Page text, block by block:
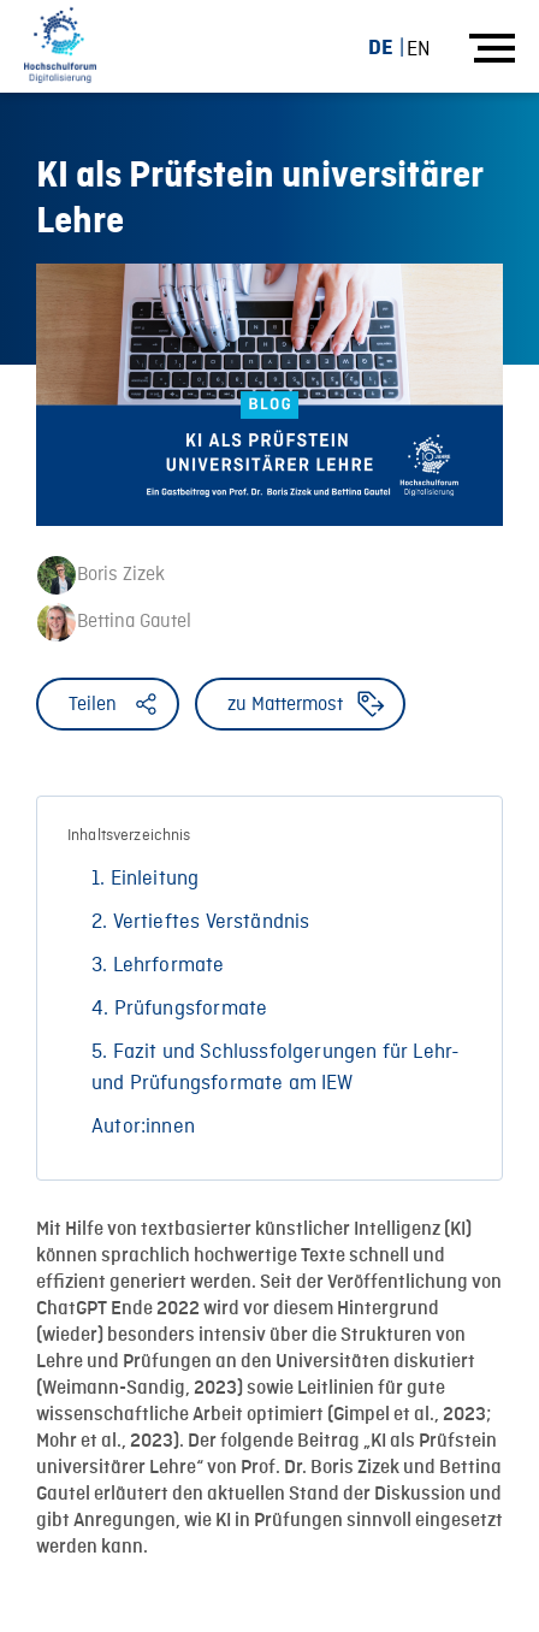
DE EN
KI als Prüfstein universitärer
Lehre
Boris Zizek
Bettina Gautel
Teilen zu Mattermost
Inhaltsverzeichnis
1. Einleitung
2. Vertieftes Verständnis
3. Lehrformate
4. Prüfungsformate
5. Fazit und Schlussfolgerungen für Lehr-
und Prüfungsformate am IEW
Autor:innen
Mit Hilfe von textbasierter künstlicher Intelligenz (KI)
können sprachlich hochwertige Texte schnell und
effizient generiert werden. Seit der Veröffentlichung von
ChatGPT Ende 2022 wird vor diesem Hintergrund
(wieder) besonders intensiv über die Strukturen von
Lehre und Prüfungen an den Universitäten diskutiert
(Weimann-Sandig, 2023) sowie Leitlinien für gute
wissenschaftliche Arbeit optimiert (Gimpel et al., 2023;
Mohr et al., 2023). Der folgende Beitrag „KI als Prüfstein
universitärer Lehre“ von Prof. Dr. Boris Zizek und Bettina
Gautel erläutert den aktuellen Stand der Diskussion und
gibt Anregungen, wie KI in Prüfungen sinnvoll eingesetzt
werden kann.